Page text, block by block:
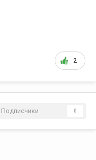
2
Подписчики 0